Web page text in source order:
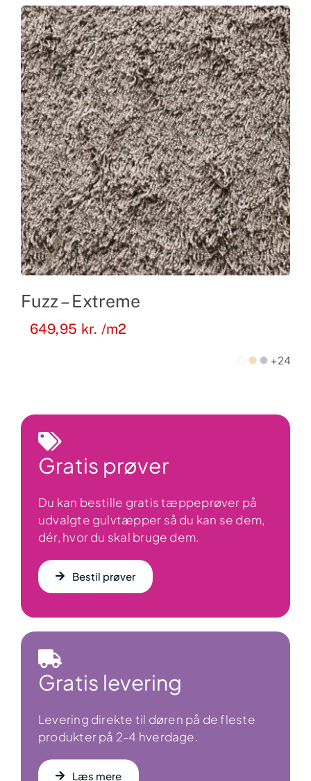
Fuzz – Extreme
649,95 kr. /m2
+24
Gratis prøver
Du kan bestille gratis tæppeprøver på
udvalgte gulvtæpper så du kan se dem,
dér, hvor du skal bruge dem.
Bestil prøver
Gratis levering
Levering direkte til døren på de fleste
produkter på 2-4 hverdage.
Læs mere